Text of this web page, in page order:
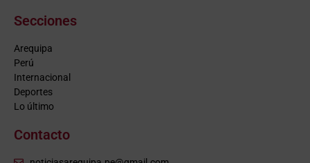
Secciones
Arequipa
Perú
Internacional
Deportes
Lo último
Contacto